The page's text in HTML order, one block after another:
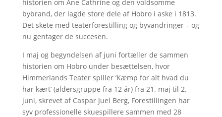
historien om Ane Cathrine og den voldsomme
bybrand, der lagde store dele af Hobro i aske i 1813.
Det skete med teaterforestilling og byvandringer – og
nu gentager de succesen.
I maj og begyndelsen af juni fortæller de sammen
historien om Hobro under besættelsen, hvor
Himmerlands Teater spiller ’Kæmp for alt hvad du
har kært’ (aldersgruppe fra 12 år) fra 21. maj til 2.
juni, skrevet af Caspar Juel Berg, Forestillingen har
syv professionelle skuespillere sammen med 28